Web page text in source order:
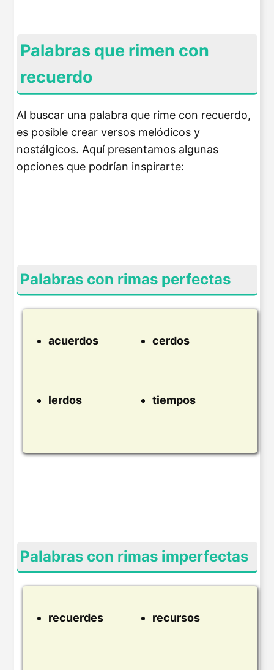
Palabras que rimen con
recuerdo
Al buscar una palabra que rime con recuerdo,
es posible crear versos melódicos y
nostálgicos. Aquí presentamos algunas
opciones que podrían inspirarte:
Palabras con rimas perfectas
acuerdos cerdos
lerdos tiempos
Palabras con rimas imperfectas
recuerdes recursos